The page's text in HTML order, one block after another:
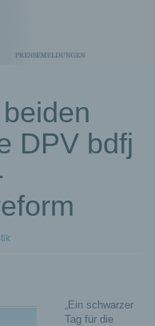
DPV bdfj
„Ein schwarzer
Tag für die